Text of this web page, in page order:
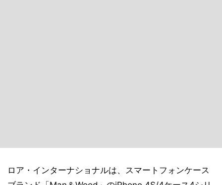
ロア・インターナショナルは、スマートフォンケース